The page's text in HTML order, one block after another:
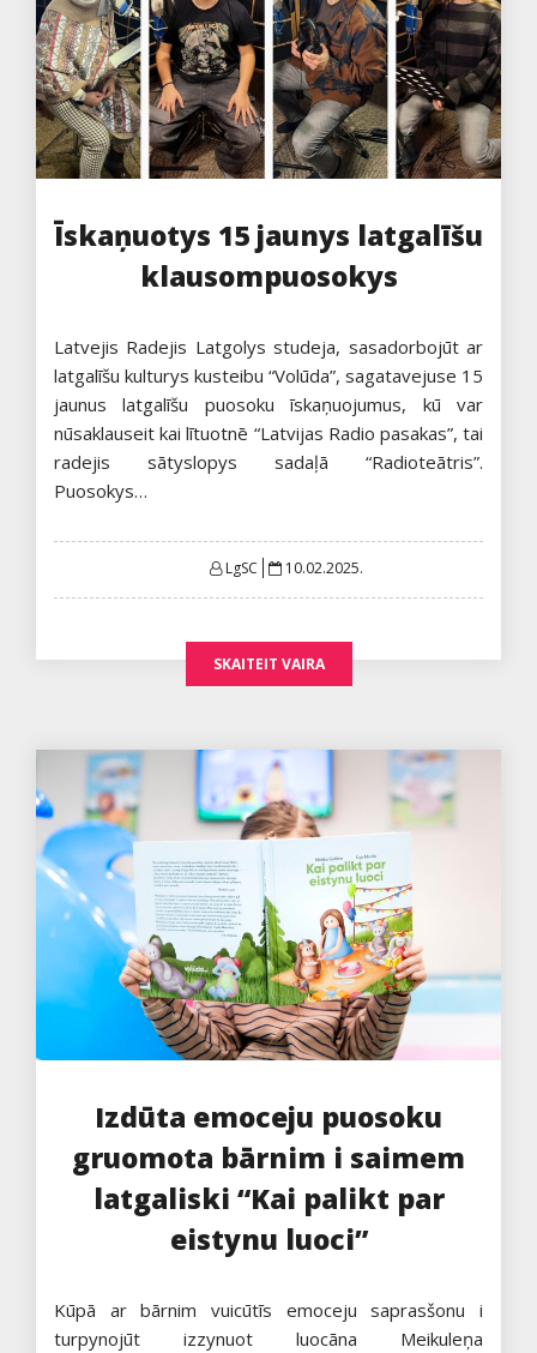
Īskaņuotys 15 jaunys latgalīšu
klausompuosokys
Latvejis Radejis Latgolys studeja, sasadorbojūt ar
latgalīšu kulturys kusteibu “Volūda”, sagatavejuse 15
jaunus latgalīšu puosoku īskaņuojumus, kū var
nūsaklauseit kai lītuotnē “Latvijas Radio pasakas”, tai
radejis sātyslopys sadaļā “Radioteātris”.
Puosokys…
LgSC
Posted
10.02.2025.
SKAITEIT VAIRA
Izdūta emoceju puosoku
gruomota bārnim i saimem
latgaliski “Kai palikt par
eistynu luoci”
Kūpā ar bārnim vuicūtīs emoceju saprasšonu i
turpynojūt izzynuot luocāna Meikuleņa